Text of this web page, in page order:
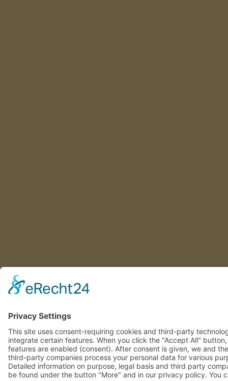
This site uses consent-requiring cookies and third-party
integrate certain features. When you click the "Accept All"
features are enabled (consent). After consent is given, we and